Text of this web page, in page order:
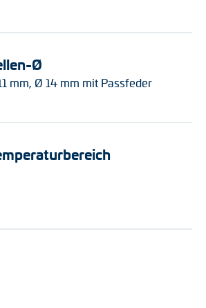
Ø
mm, Ø 14 mm mit Passfeder